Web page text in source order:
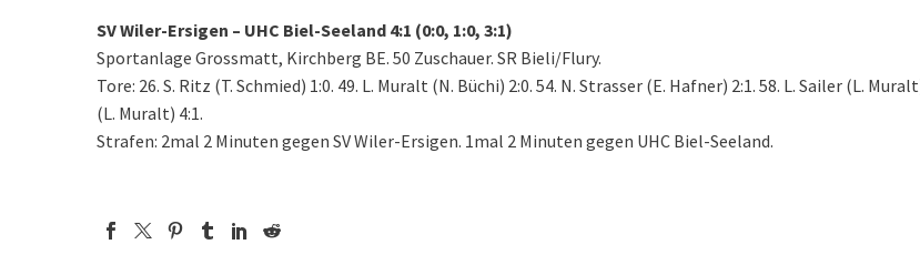
SV Wiler-Ersigen – UHC Biel-Seeland 4:1 (0:0, 1:0, 3:1)
Sportanlage Grossmatt, Kirchberg BE. 50 Zuschauer. SR Bieli/Flury.
Tore: 26. S. Ritz (T. Schmied) 1:0. 49. L. Muralt (N. Büchi) 2:0. 54. N. Strasser (E. Hafner) 2:1. 58. L. Sailer (L.
(L. Muralt) 4:1.
Strafen: 2mal 2 Minuten gegen SV Wiler-Ersigen. 1mal 2 Minuten gegen UHC Biel-Seeland.